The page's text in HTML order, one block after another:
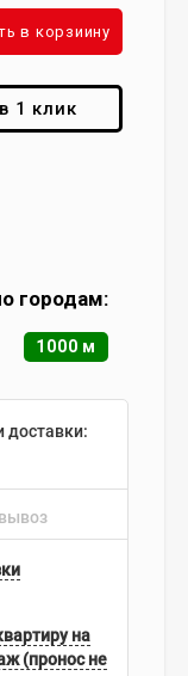
в корзиину
1 клик
городам:
1000 м
доставки:
на
(пронос не